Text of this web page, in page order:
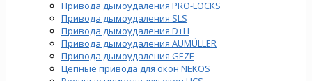
Привода дымоудаления PRO-LOCKS
Привода дымоудаления SLS
Привода дымоудаления D+H
Привода дымоудаления AUMÜLLER
Привода дымоудаления GEZE
Цепные привода для окон NEKOS